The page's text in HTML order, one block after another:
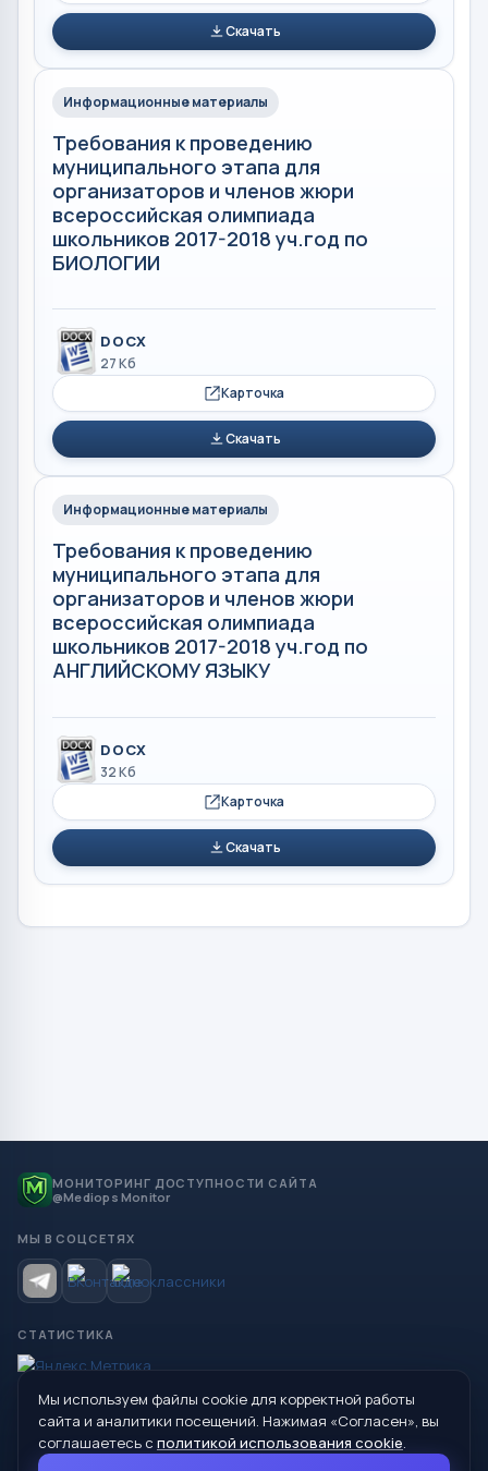
Скачать
Информационные материалы
Требования к проведению
муниципального этапа для
организаторов и членов жюри
всероссийская олимпиада
школьников 2017-2018 уч.год по
БИОЛОГИИ
DOCX
27 Кб
Карточка
Скачать
Информационные материалы
Требования к проведению
муниципального этапа для
организаторов и членов жюри
всероссийская олимпиада
школьников 2017-2018 уч.год по
АНГЛИЙСКОМУ ЯЗЫКУ
DOCX
32 Кб
Карточка
Скачать
МОНИТОРИНГ ДОСТУПНОСТИ САЙТА
@Mediops Monitor
МЫ В СОЦСЕТЯХ
СТАТИСТИКА
© 2026 Управление образования Администрации МО
Сухой Лог
624800, Свердловская область, г. Сухой Лог, ул. Кирова, дом 7
Мы используем файлы cookie для корректной работы
сайта и аналитики посещений. Нажимая «Согласен», вы
соглашаетесь с политикой использования cookie.